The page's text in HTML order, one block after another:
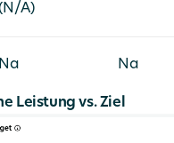
A)
Na Na
Leistung vs. Ziel